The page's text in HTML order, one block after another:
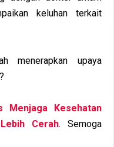
keluhan terkait
menerapkan upaya
Menjaga Kesehatan
Cerah. Semoga